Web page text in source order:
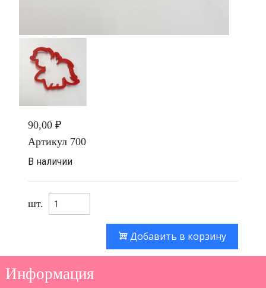
90,00 ₽
Артикул 700
В наличии
шт.
Добавить в корзину
Информация